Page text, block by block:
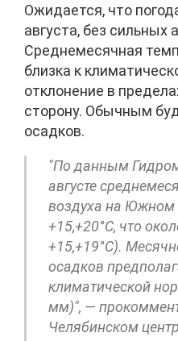
Ожидается, что
августа, без сильных
Среднемесячная
близка к
отклонение в
сторону. Обычным
осадков.
"По данным
августе
воздуха на Южном
+15,+20°C, что
+15,+19°C).
осадков
климатической
мм)", —
Челябинском